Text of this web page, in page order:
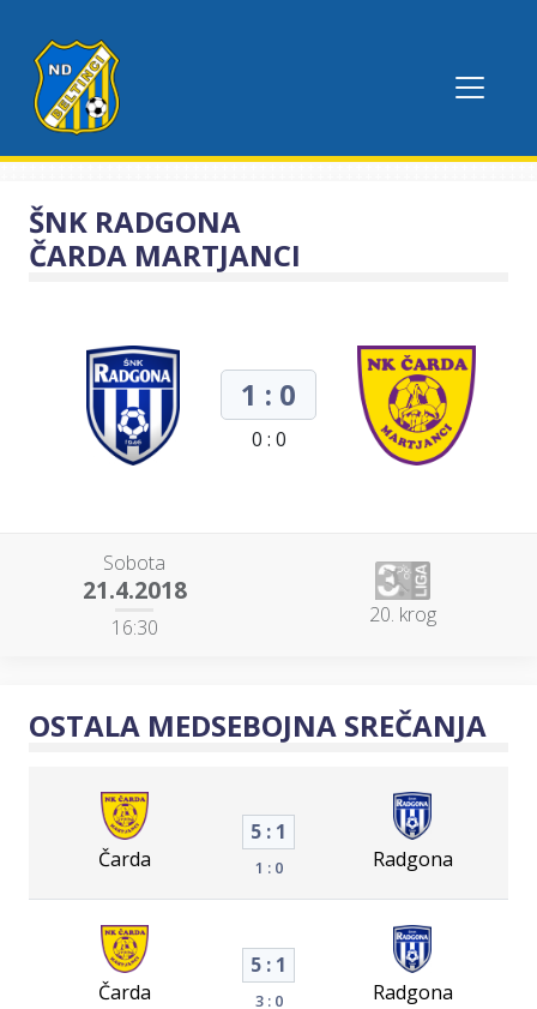
ŠNK RADGONA
ČARDA MARTJANCI
1 : 0
0 : 0
Sobota
21.4.2018
16:30 20. krog
OSTALA MEDSEBOJNA SREČANJA
Čarda
5 : 1
1 : 0 Radgona
Čarda
5 : 1
3 : 0 Radgona